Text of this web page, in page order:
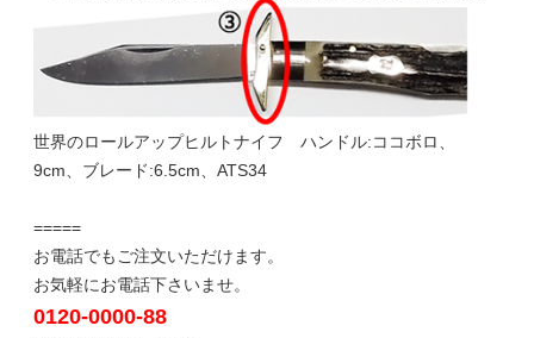
世界のロールアップヒルトナイフ ハンドル:ココボロ、
9cm、ブレード:6.5cm、ATS34
=====
お電話でもご注文いただけます。
お気軽にお電話下さいませ。
0120-0000-88